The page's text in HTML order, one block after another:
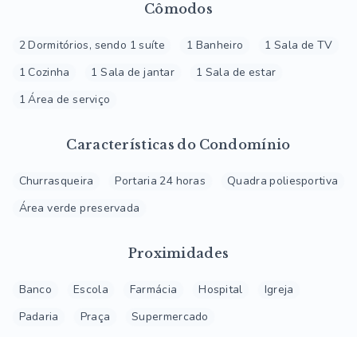
Cômodos
2 Dormitórios, sendo 1 suíte 1 Banheiro
1 Sala de TV
1 Cozinha
1 Sala de jantar
1 Sala de estar
1 Área de serviço
Características do Condomínio
Churrasqueira Portaria 24 horas
Quadra poliesportiva
Área verde preservada
Proximidades
Banco Escola Farmácia Hospital
Igreja
Padaria
Praça Supermercado